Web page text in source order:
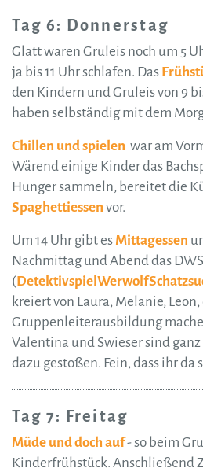
Tag 6: Donnerstag
Glatt waren Gruleis noch um 5
ja bis 11 Uhr schlafen. Das
den Kindern und Gruleis von 9
haben selbständig mit dem
Chillen und spielen war am
Wärend einige Kinder das
Hunger sammeln, bereitet die
Spaghettiessen vor.
Um 14 Uhr gibt es Mittagessen
Nachmittag und Abend das
(
kreiert von Laura, Melanie,
Gruppenleiterausbildung
Valentina und Swieser sind
dazu gestoßen. Fein, dass ihr da
Tag 7: Freitag
Müde und doch auf- so beim
Kinderfrühstück. Anschließend